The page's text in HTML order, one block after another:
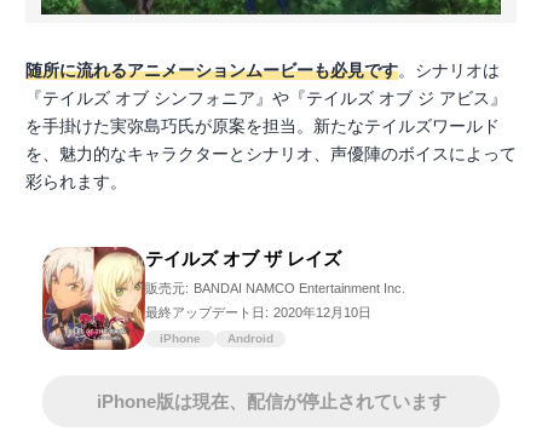
随所に流れるアニメーションムービーも必見です。シナリオは
『テイルズ オブ シンフォニア』や『テイルズ オブ ジ アビス』
を手掛けた実弥島巧氏が原案を担当。新たなテイルズワールド
を、魅力的なキャラクターとシナリオ、声優陣のボイスによって
彩られます。
テイルズ オブ ザ レイズ
販売元: BANDAI NAMCO Entertainment Inc.
最終アップデート日: 2020年12月10日
iPhone Android
iPhone版は現在、配信が停止されています